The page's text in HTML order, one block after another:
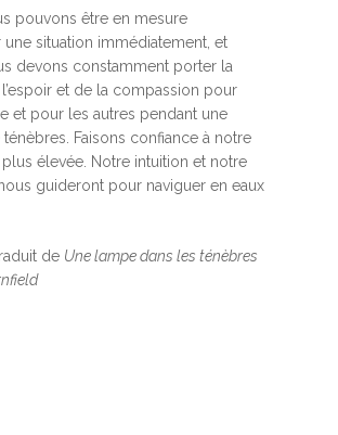
pouvons être en mesure
une situation immédiatement, et
devons constamment porter la
l’espoir et de la compassion pour
et pour les autres pendant une
Faisons confiance à notre
élevée. Notre intuition et notre
guideront pour naviguer en eaux
de Une lampe dans les ténèbres